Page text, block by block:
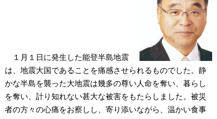
１月１日に発生した能登半島地震
は、地震大国であることを痛感させられるものでした。静
かな半島を襲った大地震は幾多の尊い人命を奪い、暮らし
を奪い、計り知れない甚大な被害をもたらしました。被災
者の方々の心痛をお察しし、寄り添いながら、温かい食事